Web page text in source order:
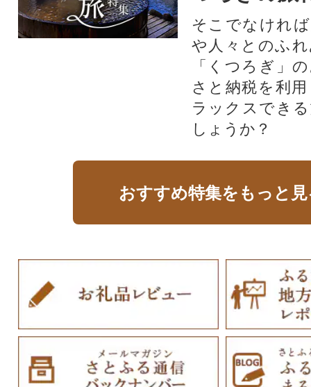
そこでなけれ
や人々とのふ
「くつろぎ」
さと納税を利
ラックスでき
しょうか？
おすすめ特集をもっと